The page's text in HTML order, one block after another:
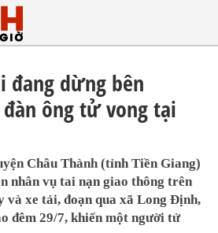
đang dừng bên
ông tử vong tại
Châu Thành (tỉnh Tiền Giang)
nhân vụ tai nạn giao thông trên
và xe tải, đoạn qua xã Long Định,
đêm 29/7, khiến một người tử